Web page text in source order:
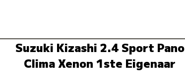
Suzuki Kizashi 2.4 Sport Pano
Clima Xenon 1ste Eigenaar